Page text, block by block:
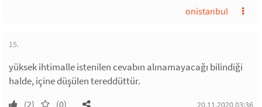
onistanbul
15.
yüksek ihtimalle istenilen cevabın alınamayacağı bilindiği
halde, içine düşülen tereddüttür.
(2) (0) 20.11.2020 03:36